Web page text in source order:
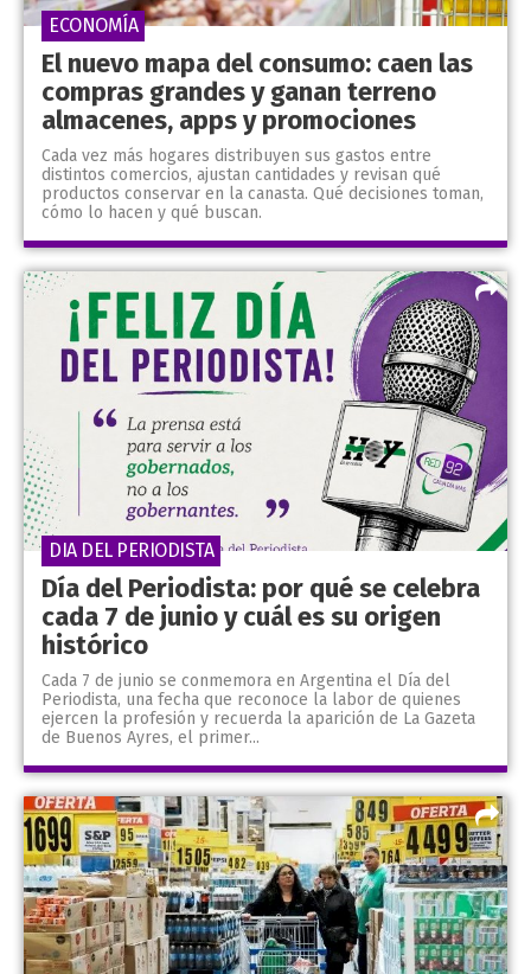
El nuevo mapa del consumo: caen las
compras grandes y ganan terreno
almacenes, apps y promociones
Cada vez más hogares distribuyen sus gastos entre
distintos comercios, ajustan cantidades y revisan qué
productos conservar en la canasta. Qué decisiones toman,
cómo lo hacen y qué buscan.
ECONOMÍA
Día del Periodista: por qué se celebra
cada 7 de junio y cuál es su origen
histórico
Cada 7 de junio se conmemora en Argentina el Día del
Periodista, una fecha que reconoce la labor de quienes
ejercen la profesión y recuerda la aparición de La Gazeta
de Buenos Ayres, el primer...
DIA DEL PERIODISTA